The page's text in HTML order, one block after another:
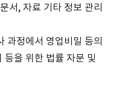
서, 자료 기타 정보 관리
과정에서 영업비밀 등의
등을 위한 법률 자문 및